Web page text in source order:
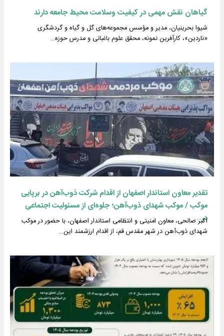
گیاهان نقش مهمی در کیفیت وسلامت محیط جامعه دارند
شیوا بحرینیان، مدیر و مؤسس مجموعه‌های گل و گیاه و گردشگری
«ناردین»، کارآفرین نمونه، محقق علوم باغبانی و مدرس حوزه…
تقدیر معاون استاندار اصفهان از اقدام شرکت ذوب‌آهن در برپایی
موکب / موکب شهدای ذوب‌آهن؛ جلوه‌ای از مسئولیت اجتماعی
در…
اکبر صالحی، معاون امنیتی و انتظامی استاندار اصفهان، با حضور در موکب
شهدای ذوب‌آهن در شهر مقدس قم، از اقدام ارزشمند این…